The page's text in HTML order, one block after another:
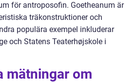
för antroposofin. Goetheanum är
träkonstruktioner och
populära exempel inkluderar
och Statens Teaterhøjskole i
mätningar om